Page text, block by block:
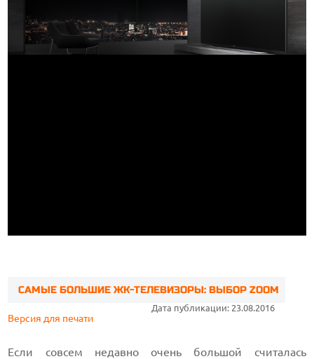
САМЫЕ БОЛЬШИЕ ЖК-ТЕЛЕВИЗОРЫ: ВЫБОР ZOOM
Дата публикации: 23.08.2016
Версия для печати
Если совсем недавно очень большой считалась